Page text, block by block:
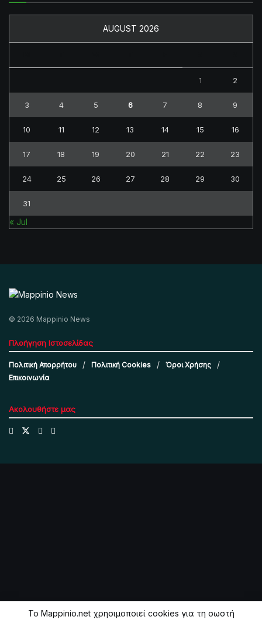
AUGUST 2026
1 2
3 4 5 6 7 8 9
10 11 12 13 14 15 16
17 18 19 20 21 22 23
24 25 26 27 28 29 30
31
« Jul
© 2026 Mappinio News
Πλοήγηση Ιστοσελίδας
Πολιτική Απορρήτου Πολιτική Cookies
Όροι Χρήσης
Επικοινωνία
Ακολουθήστε μας
Το Mappinio.net χρησιμοποιεί cookies για τη σωστή